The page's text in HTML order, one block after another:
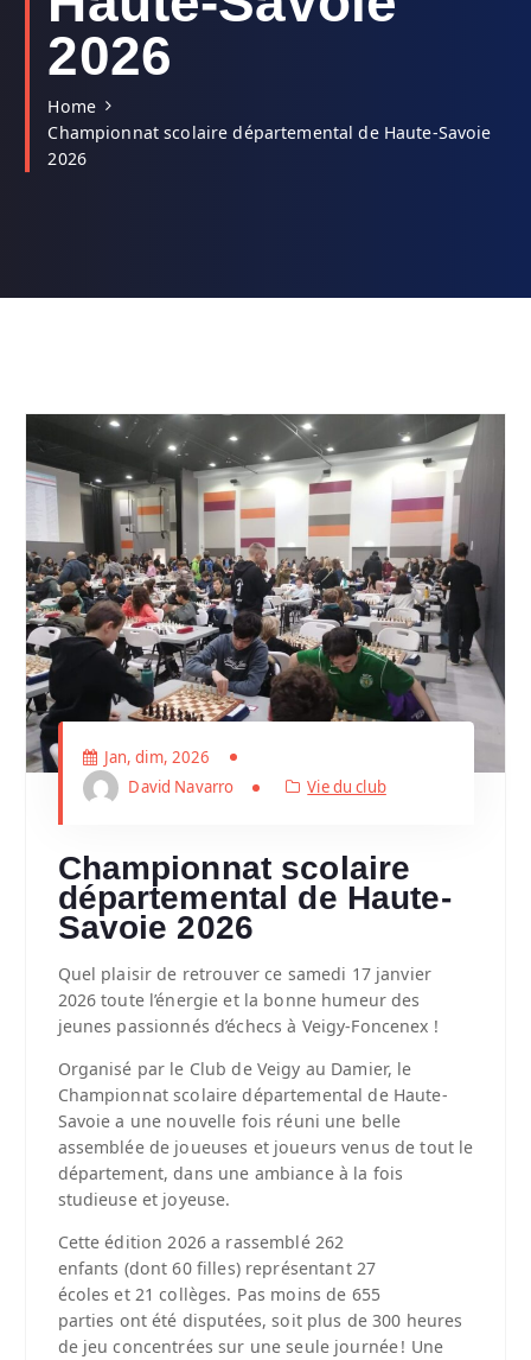
2026
Home
Championnat scolaire départemental de Haute-Savoie
2026
Jan, dim, 2026
David Navarro
Vie du club
Championnat scolaire
départemental de Haute-
Savoie 2026
Quel plaisir de retrouver ce samedi 17 janvier
2026 toute l’énergie et la bonne humeur des
jeunes passionnés d’échecs à Veigy-Foncenex !
Organisé par le Club de Veigy au Damier, le
Championnat scolaire départemental de Haute-
Savoie a une nouvelle fois réuni une belle
assemblée de joueuses et joueurs venus de tout le
département, dans une ambiance à la fois
studieuse et joyeuse.
Cette édition 2026 a rassemblé 262
enfants (dont 60 filles) représentant 27
écoles et 21 collèges. Pas moins de 655
parties ont été disputées, soit plus de 300 heures
de jeu concentrées sur une seule journée ! Une